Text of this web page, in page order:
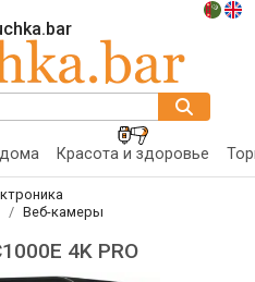
Красота и здоровье
Веб-камеры
4K PRO